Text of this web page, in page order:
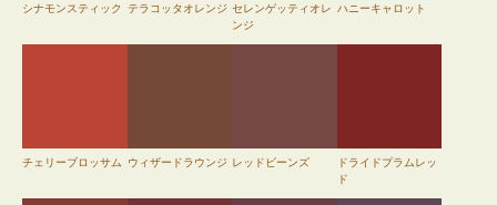
シナモンスティック テラコッタオレンジ セレンゲッティオレ
ンジ
ハニーキャロット
チェリーブロッサム ウィザードラウンジ レッドビーンズ
ドライドプラムレッ
ド